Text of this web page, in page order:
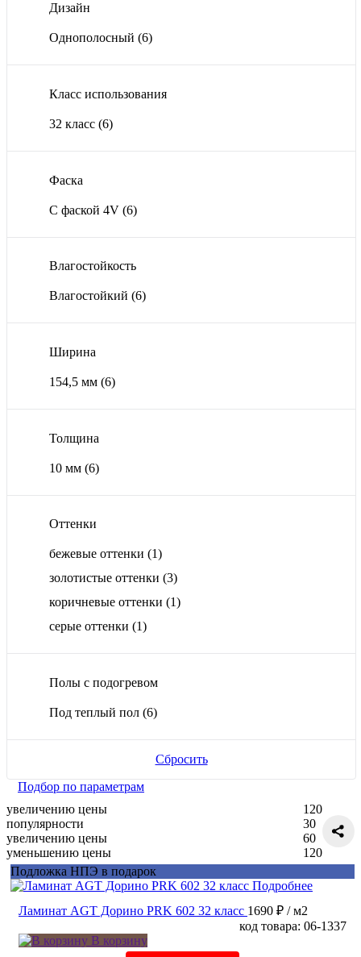
Дизайн
Однополосный (6)
Класс использования
32 класс (6)
Фаска
С фаской 4V (6)
Влагостойкость
Влагостойкий (6)
Ширина
154,5 мм (6)
Толщина
10 мм (6)
Оттенки
бежевые оттенки (1)
золотистые оттенки (3)
коричневые оттенки (1)
серые оттенки (1)
Полы с подогревом
Под теплый пол (6)
Сбросить
Подбор по параметрам
увеличению цены
популярности
увеличению цены
уменьшению цены
120
30
60
120
Подложка НПЭ в подарок
Подробнее
Ламинат AGT Дорино PRK 602 32 класс 1690 ₽ / м2
код товара: 06-1337
В корзину